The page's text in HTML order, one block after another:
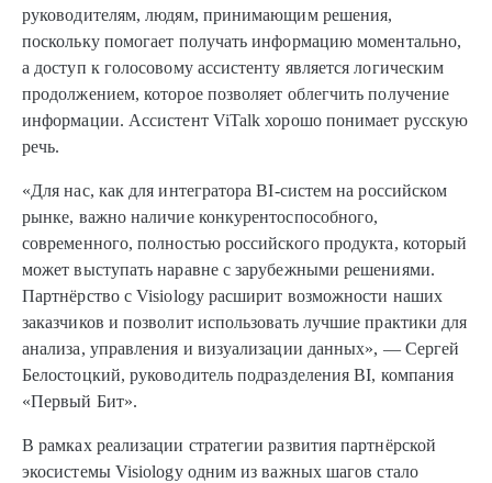
руководителям, людям, принимающим решения,
поскольку помогает получать информацию моментально,
а доступ к голосовому ассистенту является логическим
продолжением, которое позволяет облегчить получение
информации. Ассистент ViTalk хорошо понимает русскую
речь.
«Для нас, как для интегратора BI-систем на российском
рынке, важно наличие конкурентоспособного,
современного, полностью российского продукта, который
может выступать наравне с зарубежными решениями.
Партнёрство с Visiology расширит возможности наших
заказчиков и позволит использовать лучшие практики для
анализа, управления и визуализации данных», — Сергей
Белостоцкий, руководитель подразделения BI, компания
«Первый Бит».
В рамках реализации стратегии развития партнёрской
экосистемы Visiology одним из важных шагов стало